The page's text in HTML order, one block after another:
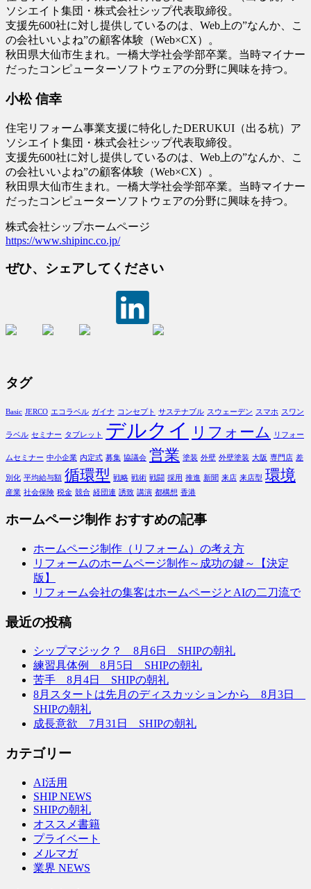
ソシエイト集団・株式会社シップ代表取締役。
支援先600社に対し提供しているのは、Web上の”なんか、こ
の会社いいよね”の顧客体験（Web×CX）。
秋田県大仙市生まれ。一橋大学社会学部卒業。当時マイナー
だったコンピューターソフトウェアの分野に興味を持つ。
小松 信幸
住宅リフォーム事業支援に特化したDERUKUI（出る杭）ア
ソシエイト集団・株式会社シップ代表取締役。
支援先600社に対し提供しているのは、Web上の”なんか、こ
の会社いいよね”の顧客体験（Web×CX）。
秋田県大仙市生まれ。一橋大学社会学部卒業。当時マイナー
だったコンピューターソフトウェアの分野に興味を持つ。
株式会社シップホームページ
https://www.shipinc.co.jp/
ぜひ、シェアしてください
タグ
Basic JERCO エコラベル ガイナ コンセプト サステナブル スウェーデン スマホ スワン
ラベル セミナー タブレット デルクイ リフォーム リフォー
ムセミナー 中小企業 内定式 募集 協議会 営業 塗装 外壁 外壁塗装 大阪 専門店 差
別化 平均給与額 循環型 戦略 戦術 戦闘 採用 推進 新聞 来店 来店型 環境
産業 社会保険 税金 競合 経団連 誘致 講演 都構想 香港
ホームページ制作 おすすめの記事
ホームページ制作（リフォーム）の考え方
リフォームのホームページ制作～成功の鍵～【決定
版】
リフォーム会社の集客はホームページとAIの二刀流で
最近の投稿
シップマジック？ 8月6日 SHIPの朝礼
練習具体例 8月5日 SHIPの朝礼
苦手 8月4日 SHIPの朝礼
8月スタートは先月のディスカッションから 8月3日
SHIPの朝礼
成長意欲 7月31日 SHIPの朝礼
カテゴリー
AI活用
SHIP NEWS
SHIPの朝礼
オススメ書籍
プライベート
メルマガ
業界 NEWS